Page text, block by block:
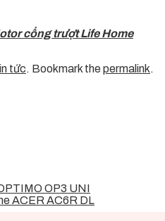
cổng trượt Life Home
tức. Bookmark thepermalink.
OP3 UNI
ACER AC6R DL